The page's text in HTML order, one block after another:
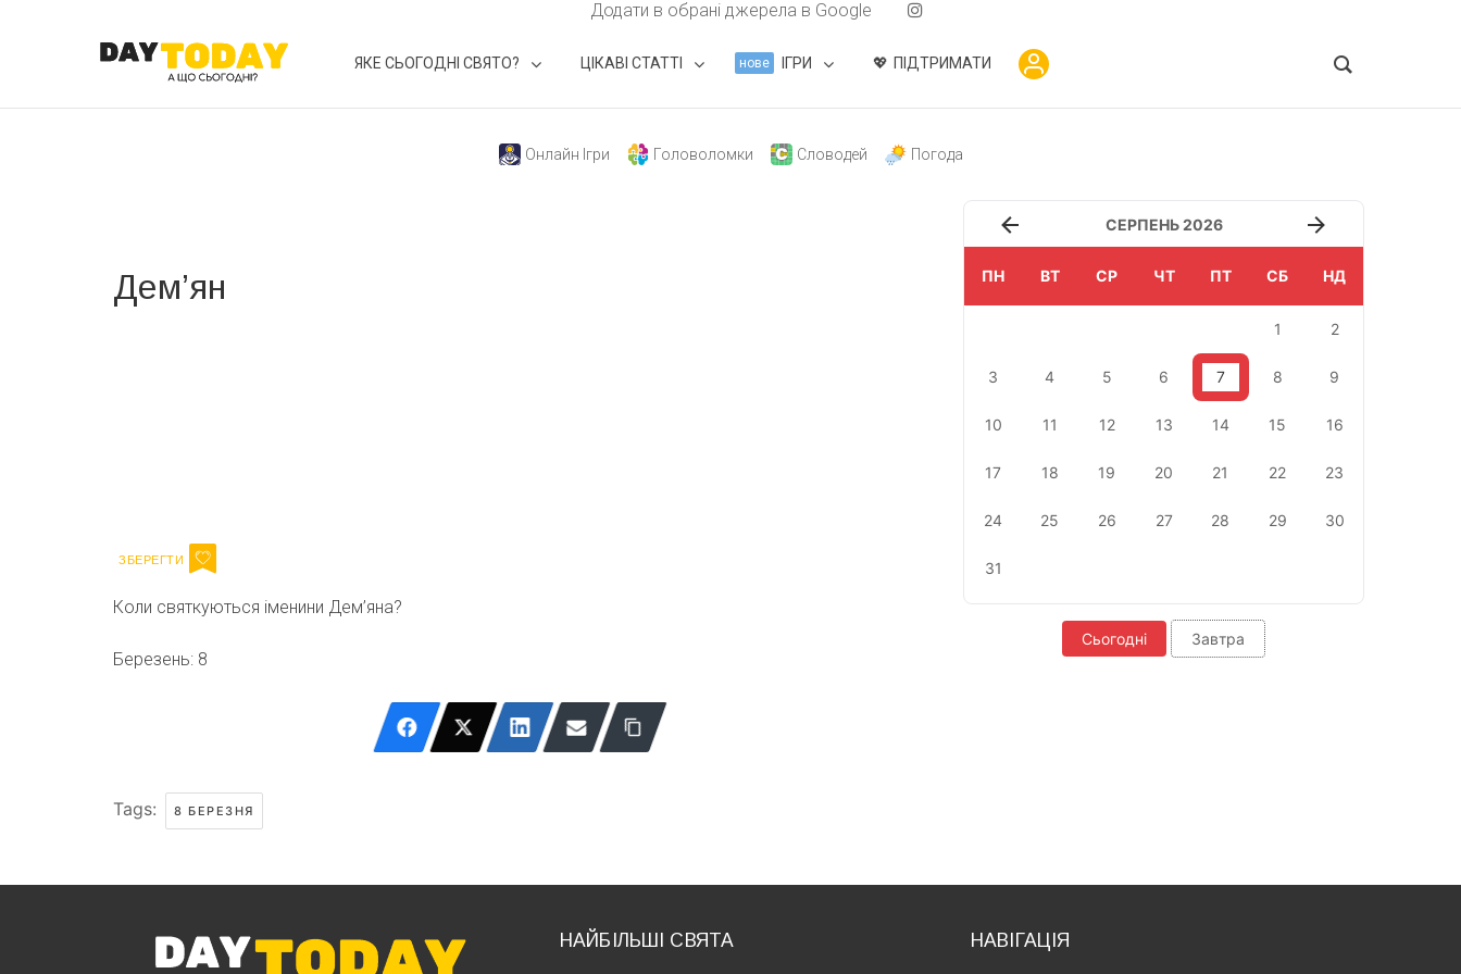
Додати в обрані джерела в Google
ЯКЕ СЬОГОДНІ СВЯТО? ЦІКАВІ СТАТТІ нове ІГРИ ПІДТРИМАТИ
Онлайн Ігри Головоломки Словодей Погода
Дем’ян
Коли святкуються іменини Дем’яна?
Березень: 8
Tags: 8 БЕРЕЗНЯ
СЕРПЕНЬ 2026
ПН ВТ СР ЧТ ПТ СБ НД
1 2
3 4 5 6 7 8 9
10 11 12 13 14 15 16
17 18 19 20 21 22 23
24 25 26 27 28 29 30
31
Сьогодні Завтра
НАЙБІЛЬШІ СВЯТА НАВІГАЦІЯ